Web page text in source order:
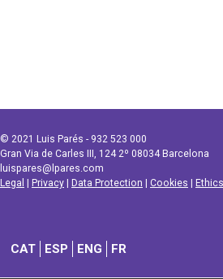
© 2021 Luis Parés - 932 523 000
Gran Via de Carles III, 124 2º 08034 Barcelona
luispares@lpares.com
Legal
Privacy Data Protection Cookies
CAT ESP ENG FR